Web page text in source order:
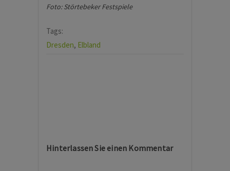
Foto: Störtebeker Festspiele
Tags:
Dresden, Elbland
Hinterlassen Sie einen Kommentar